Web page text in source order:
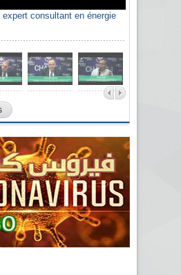
expert consultant en énergie